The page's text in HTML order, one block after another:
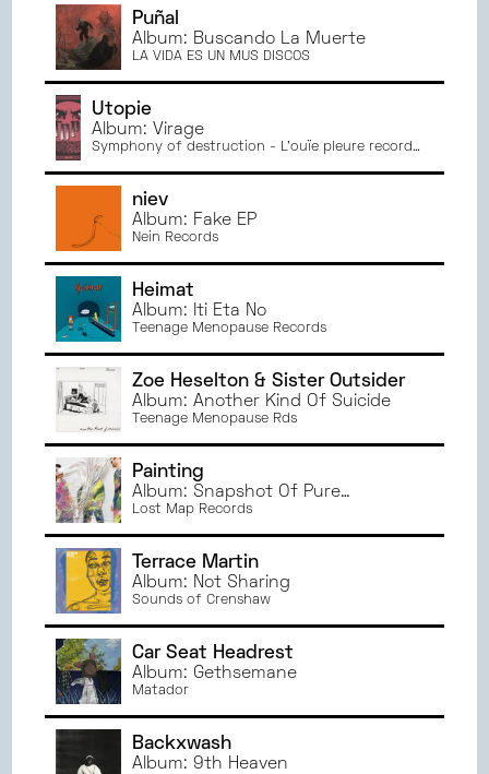
Puñal
Album: Buscando La Muerte
LA VIDA ES UN MUS DISCOS
Utopie
Album: Virage
Symphony of destruction - L'ouïe pleure records
choeurs de l'ennui - Les âmes d'Atala
niev
Album: Fake EP
Nein Records
Heimat
Album: Iti Eta No
Teenage Menopause Records
Zoe Heselton & Sister Outsider
Album: Another Kind Of Suicide
Teenage Menopause Rds
Painting
Album: Snapshot Of Pure
Attention
Lost Map Records
Terrace Martin
Album: Not Sharing
Sounds of Crenshaw
Car Seat Headrest
Album: Gethsemane
Matador
Backxwash
Album: 9th Heaven